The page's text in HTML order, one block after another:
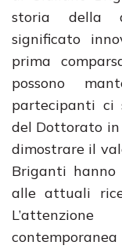
storia della
significato
prima
possono
partecipanti ci
del Dottorato in
dimostrare il
Briganti hanno
alle attuali